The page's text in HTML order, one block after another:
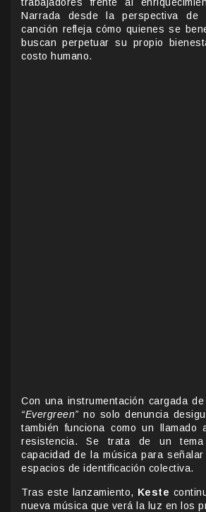
Narrada desde la perspectiva de
canción refleja cómo quienes se
buscan perpetuar su propio
costo humano.
Con una instrumentación cargada
“Evergreen” no solo denuncia
también funciona como un
resistencia. Se trata de un
capacidad de la música para
espacios de identificación colectiva.
Tras este lanzamiento, Keste
nueva música que verá la luz en los